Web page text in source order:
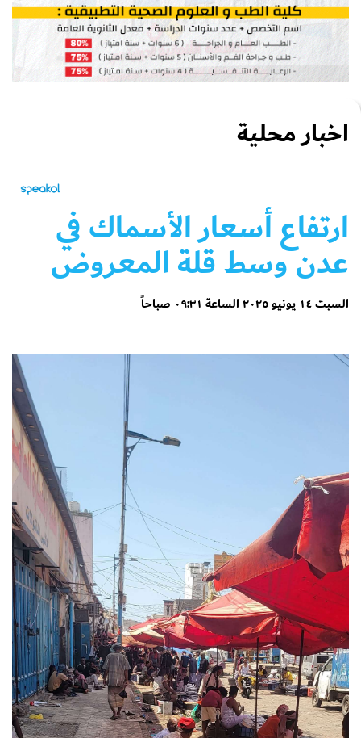
اخبار محلية
ارتفاع أسعار الأسماك في
عدن وسط قلة المعروض
السبت ١٤ يونيو ٢٠٢٥ الساعة ٠٩:٣١ صباحاً